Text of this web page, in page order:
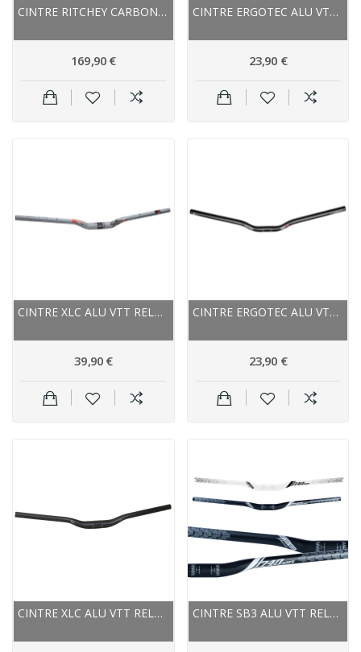
CINTRE RITCHEY CARBON VTT RELEVÉ WCS CARBON...
169,90 €
CINTRE ERGOTEC ALU VTC RELEVÉ ERGO L 25.4 NOIR
23,90 €
CINTRE XLC ALU VTT RELEVÉ PRO RIDE HB-M16 31.8...
39,90 €
CINTRE ERGOTEC ALU VTC RELEVÉ ERGO XXL 25.4 NOIR
23,90 €
CINTRE XLC ALU VTT RELEVÉ COMP HB-M10 31.8... CINTRE SB3 ALU VTT RELEVÉ FLOWY EN 740 31.8...